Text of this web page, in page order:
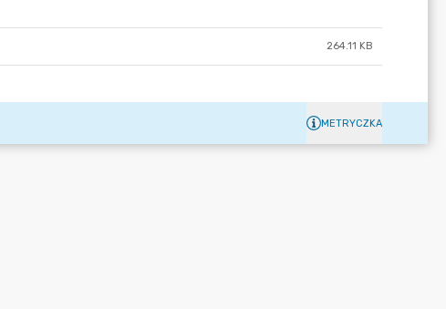
264.11 KB
METRYCZKA